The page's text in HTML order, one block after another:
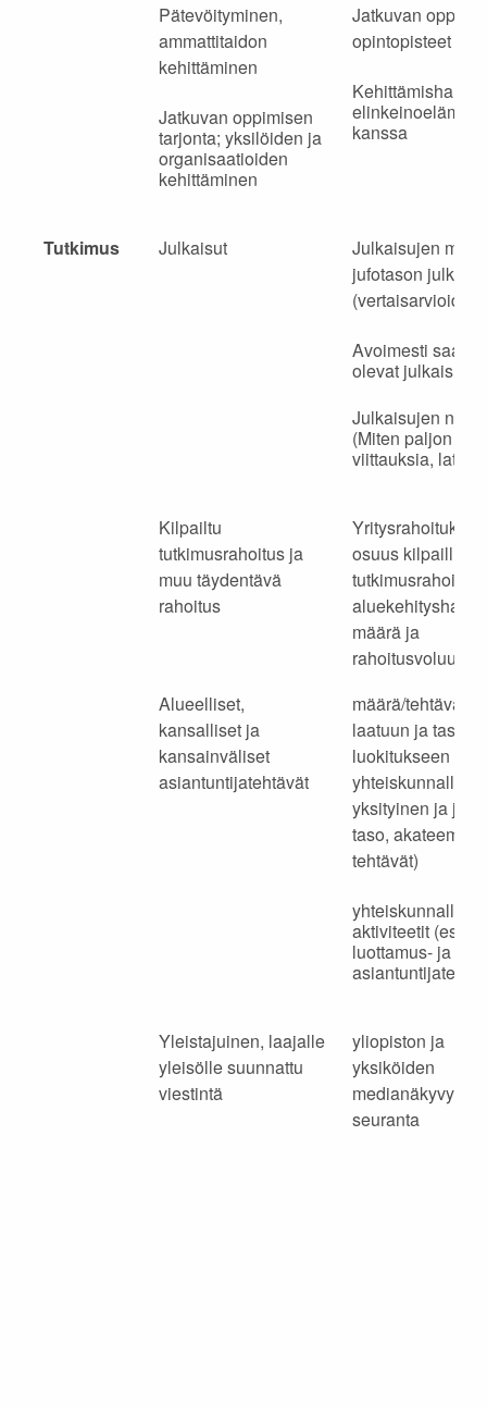
Pätevöityminen,
ammattitaidon
kehittäminen
Jatkuvan oppimisen
tarjonta; yksilöiden ja
organisaatioiden
kehittäminen
Jatkuvan
opintopisteet
elinkeinoelämän
kanssa
Tutkimus Julkaisut
Julkaisujen
jufotason
(vertaisarvioidut)
Avoimesti
olevat julkaisut
Julkaisujen
(Miten paljon
viittauksia,
Kilpailtu
tutkimusrahoitus ja
muu täydentävä
rahoitus
Yritysrahoituksen
osuus kilpaillusta
määrä ja
rahoitusvoluumi
Alueelliset,
kansalliset ja
kansainväliset
asiantuntijatehtävät
määrä/tehtävän
laatuun ja
luokitukseen
yksityinen ja
taso, akateemiset
tehtävät)
yhteiskunnalliset
aktiviteetit (esim.
luottamus- ja
Yleistajuinen, laajalle
yleisölle suunnattu
viestintä
yliopiston ja
yksiköiden
medianäkyvyys
seuranta